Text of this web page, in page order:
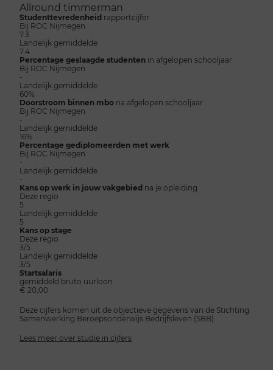
Allround timmerman
Studenttevredenheid rapportcijfer
Bij ROC Nijmegen
7.3
Landelijk gemiddelde
7.4
Percentage geslaagde studenten in afgelopen schooljaar
Bij ROC Nijmegen
-
Landelijk gemiddelde
60%
Doorstroom binnen mbo na afgelopen schooljaar
Bij ROC Nijmegen
-
Landelijk gemiddelde
16%
Percentage gediplomeerden met werk
Bij ROC Nijmegen
-
Landelijk gemiddelde
-
Kans op werk in jouw vakgebied na je opleiding
Deze regio
5
Landelijk gemiddelde
5
Kans op stage
Deze regio
3/5
Landelijk gemiddelde
3/5
Startsalaris
gemiddeld bruto uurloon
€ 20,00
Deze cijfers komen uit de objectieve gegevens van de Stichting
Samenwerking Beroepsonderwijs Bedrijfsleven (SBB).
Lees meer over studie in cijfers